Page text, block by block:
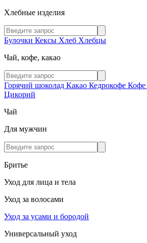
Хлебные изделия
Булочки Кексы Хлеб Хлебцы
Чай, кофе, какао
Горячий шоколад Какао Кедрокофе Кофе
Цикорий
Чай
Для мужчин
Бритье
Уход для лица и тела
Уход за волосами
Уход за усами и бородой
Универсальный уход